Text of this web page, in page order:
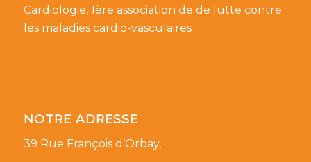
Cardiologie, 1ère association de de lutte contre
les maladies cardio-vasculaires
NOTRE ADRESSE
39 Rue François d’Orbay,